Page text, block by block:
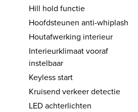
Hill hold functie
Hoofdsteunen anti-whiplash
Houtafwerking interieur
Interieurklimaat vooraf
instelbaar
Keyless start
Kruisend verkeer detectie
LED achterlichten